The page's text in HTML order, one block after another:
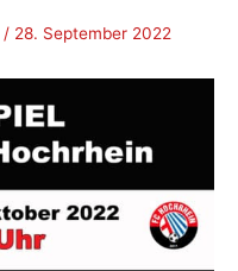
/ 28. September 2022